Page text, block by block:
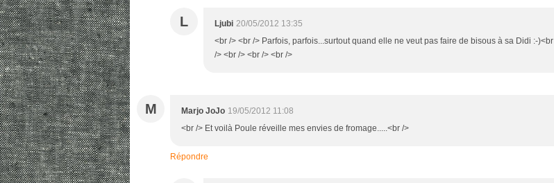
L Ljubi 20/05/2012 13:35
<br /> <br /> Parfois, parfois...surtout quand elle ne veut pas faire de bisous à sa Didi :-)<br
/> <br /> <br /> <br />
M Marjo JoJo 19/05/2012 11:08
<br /> Et voilà Poule réveille mes envies de fromage.....<br />
Répondre